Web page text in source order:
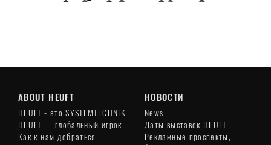
ABOUT HEUFT
HEUFT - это SYSTEMTECHNIK
HEUFT — глобальный игрок
Как к нам добраться
НОВОСТИ
News
Даты выставок HEUFT
Рекламные проспекты,